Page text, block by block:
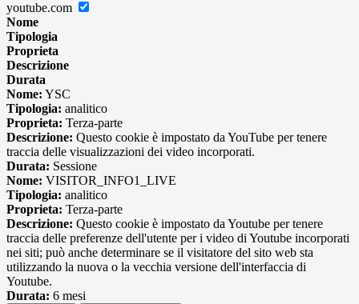
youtube.com
Nome
Tipologia
Proprieta
Descrizione
Durata
Nome: YSC
Tipologia: analitico
Proprieta: Terza-parte
Descrizione: Questo cookie è impostato da YouTube per tenere
traccia delle visualizzazioni dei video incorporati.
Durata: Sessione
Nome: VISITOR_INFO1_LIVE
Tipologia: analitico
Proprieta: Terza-parte
Descrizione: Questo cookie è impostato da Youtube per tenere
traccia delle preferenze dell'utente per i video di Youtube incorporati
nei siti; può anche determinare se il visitatore del sito web sta
utilizzando la nuova o la vecchia versione dell'interfaccia di
Youtube.
Durata: 6 mesi